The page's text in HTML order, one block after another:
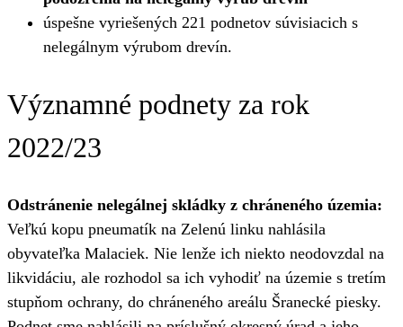
úspešne vyriešených 221 podnetov súvisiacich s
nelegálnym výrubom drevín.
Významné podnety za rok
2022/23
Odstránenie nelegálnej skládky z chráneného územia:
Veľkú kopu pneumatík na Zelenú linku nahlásila
obyvateľka Malaciek. Nie lenže ich niekto neodovzdal na
likvidáciu, ale rozhodol sa ich vyhodiť na územie s tretím
stupňom ochrany, do chráneného areálu Šranecké piesky.